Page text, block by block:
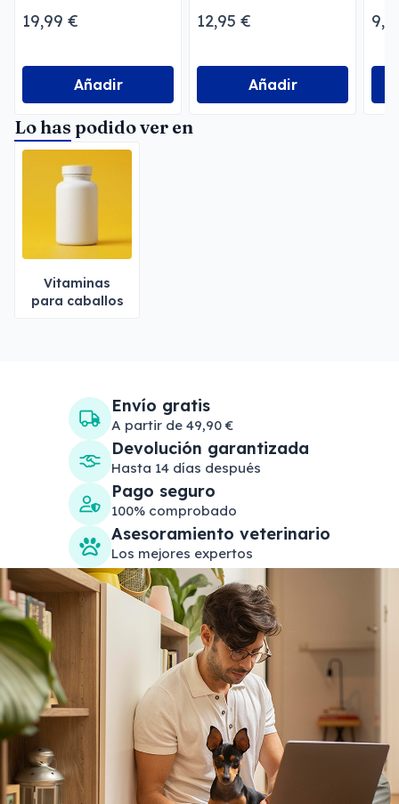
19,99 €
Añadir
12,95 €
Añadir
Lo has podido ver en
Vitaminas
para caballos
Envío gratis
A partir de 49,90 €
Devolución garantizada
Hasta 14 días después
Pago seguro
100% comprobado
Asesoramiento veterinario
Los mejores expertos
Search products